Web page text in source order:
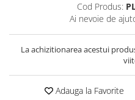
Cod Produs:
Ai nevoie de
La achizitionarea acestui
Adauga la Favorite